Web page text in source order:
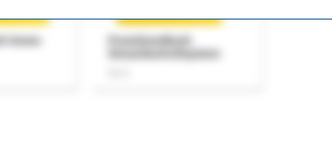
Home-
Praxishandbuch
Steuerkontrollsystem